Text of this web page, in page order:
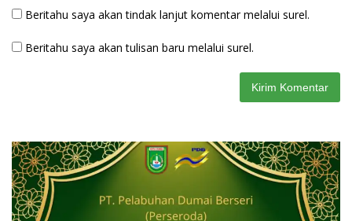
Beritahu saya akan tindak lanjut komentar melalui surel.
Beritahu saya akan tulisan baru melalui surel.